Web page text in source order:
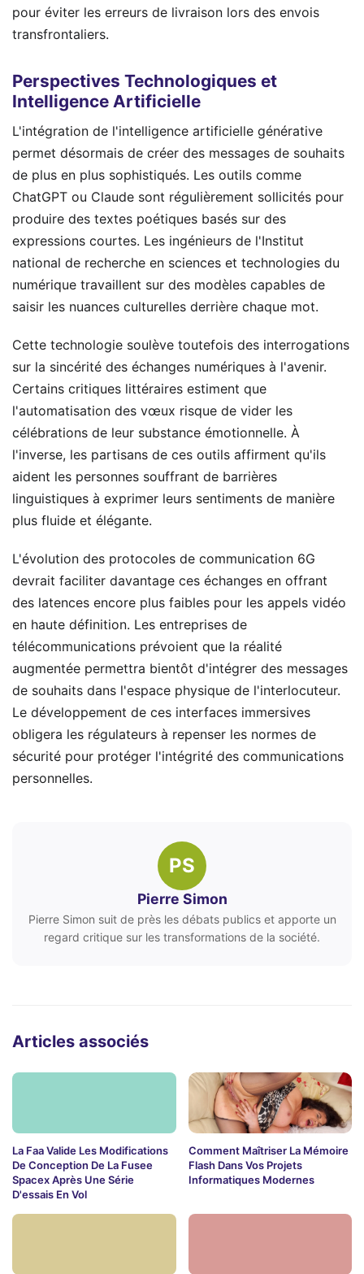
pour éviter les erreurs de livraison lors des envois
transfrontaliers.
Perspectives Technologiques et
Intelligence Artificielle
L'intégration de l'intelligence artificielle générative
permet désormais de créer des messages de souhaits
de plus en plus sophistiqués. Les outils comme
ChatGPT ou Claude sont régulièrement sollicités pour
produire des textes poétiques basés sur des
expressions courtes. Les ingénieurs de l'Institut
national de recherche en sciences et technologies du
numérique travaillent sur des modèles capables de
saisir les nuances culturelles derrière chaque mot.
Cette technologie soulève toutefois des interrogations
sur la sincérité des échanges numériques à l'avenir.
Certains critiques littéraires estiment que
l'automatisation des vœux risque de vider les
célébrations de leur substance émotionnelle. À
l'inverse, les partisans de ces outils affirment qu'ils
aident les personnes souffrant de barrières
linguistiques à exprimer leurs sentiments de manière
plus fluide et élégante.
L'évolution des protocoles de communication 6G
devrait faciliter davantage ces échanges en offrant
des latences encore plus faibles pour les appels vidéo
en haute définition. Les entreprises de
télécommunications prévoient que la réalité
augmentée permettra bientôt d'intégrer des messages
de souhaits dans l'espace physique de l'interlocuteur.
Le développement de ces interfaces immersives
obligera les régulateurs à repenser les normes de
sécurité pour protéger l'intégrité des communications
personnelles.
PS
Pierre Simon
Pierre Simon suit de près les débats publics et apporte un
regard critique sur les transformations de la société.
Articles associés
La Faa Valide Les Modifications
De Conception De La Fusee
Spacex Après Une Série
D'essais En Vol
Comment Maîtriser La Mémoire
Flash Dans Vos Projets
Informatiques Modernes